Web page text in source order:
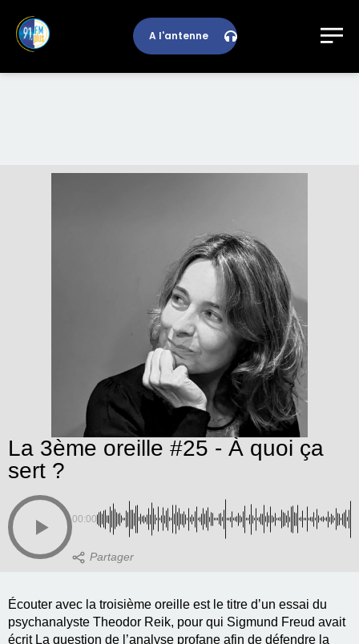
A l'antenne
La 3ème oreille #25 - À quoi ça
sert ?
00:00
Écouter avec la troisième oreille est le titre d’un essai du
psychanalyste Theodor Reik, pour qui Sigmund Freud avait
écrit La question de l’analyse profane afin de défendre la